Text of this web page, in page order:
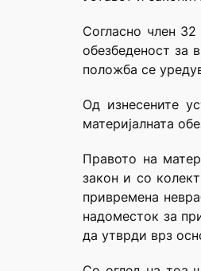
Согласно член
обезбеденост за
положба се
Од изнесените
материјалната
Правото на
закон и со
привремена
надоместок за
да утврди врз